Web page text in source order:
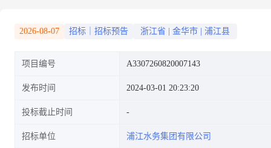
2026-08-07 招标｜招标预告 浙江省 金华市 浦江县
项目编号 A3307260820007143
发布时间 2024-03-01 20:23:20
投标截止时间
招标单位 浦江水务集团有限公司